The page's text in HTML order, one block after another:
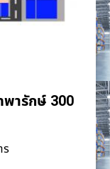
พารักษ์ 300
ร